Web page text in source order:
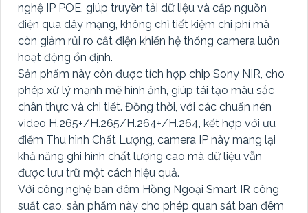
nghệ IP POE, giúp truyền tải dữ liệu và cấp nguồn
điện qua dây mạng, không chỉ tiết kiệm chi phí mà
còn giảm rủi ro cắt điện khiến hệ thống camera luôn
hoạt động ổn định.
Sản phẩm này còn được tích hợp chip Sony NIR, cho
phép xử lý mạnh mẽ hình ảnh, giúp tái tạo màu sắc
chân thực và chi tiết. Đồng thời, với các chuẩn nén
video H.265+/H.265/H.264+/H.264, kết hợp với ưu
điểm Thu hình Chất Lượng, camera IP này mang lại
khả năng ghi hình chất lượng cao mà dữ liệu vẫn
được lưu trữ một cách hiệu quả.
Với công nghệ ban đêm Hồng Ngoại Smart IR công
suất cao, sản phẩm này cho phép quan sát ban đêm